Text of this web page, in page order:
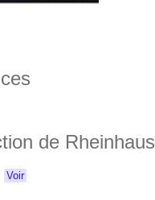
de Rheinhaus
Voir